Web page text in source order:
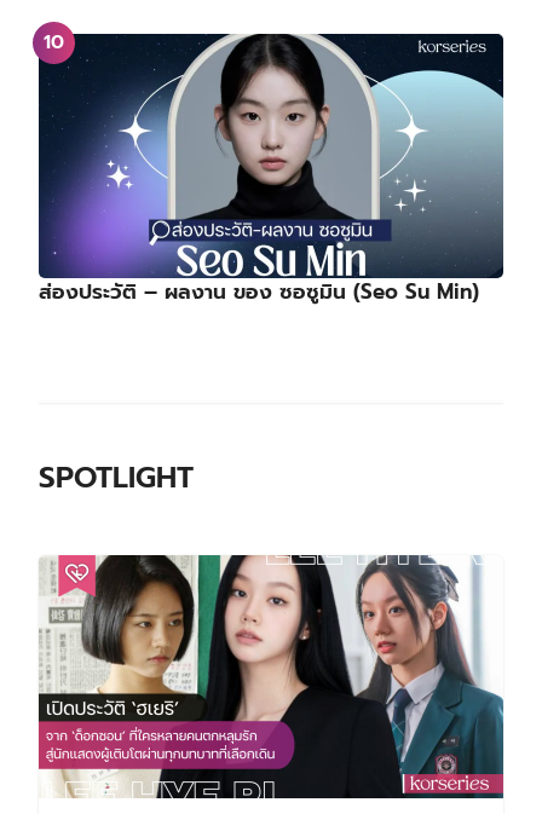
ส่องประวัติ – ผลงาน ของ ซอซูมิน (Seo Su Min)
SPOTLIGHT